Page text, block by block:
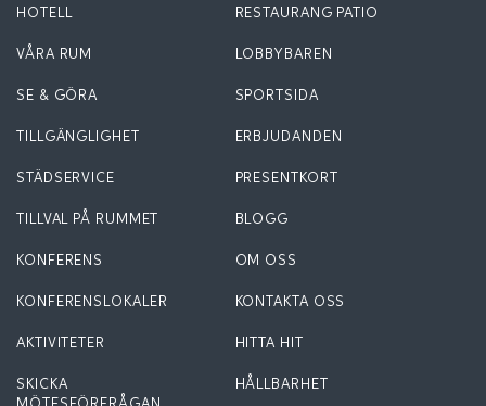
HOTELL
VÅRA RUM
SE & GÖRA
TILLGÄNGLIGHET
STÄDSERVICE
TILLVAL PÅ RUMMET
KONFERENS
KONFERENSLOKALER
AKTIVITETER
SKICKA
RESTAURANG PATIO
LOBBYBAREN
SPORTSIDA
ERBJUDANDEN
PRESENTKORT
BLOGG
OM OSS
KONTAKTA OSS
HITTA HIT
HÅLLBARHET